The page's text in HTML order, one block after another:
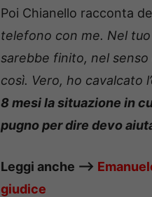
Poi Chianello racconta
telefono con me. Nel
sarebbe finito, nel
così. Vero, ho cavalcato
8 mesi la situazione in
pugno per dire devo
Leggi anche —–>
giudice